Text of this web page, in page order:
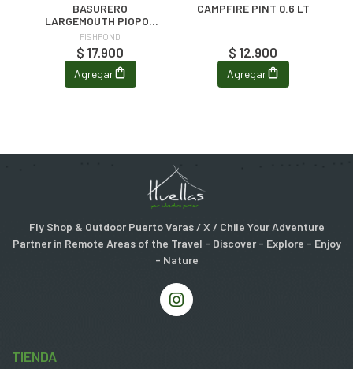
BASURERO
LARGEMOUTH PIOPOD
MICROTRASH
CONTAINER
FISHPOND
$ 17.900
Agregar
CAMPFIRE PINT 0.6 LT
$ 12.900
Agregar
Fly Shop & Outdoor Puerto Varas / X / Chile Your Adventure
Partner in Remote Areas of the Travel - Discover - Explore - Enjoy
- Nature
TIENDA